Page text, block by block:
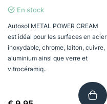
En stock
Autosol METAL POWER CREAM
est idéal pour les surfaces en acier
inoxydable, chrome, laiton, cuivre,
aluminium ainsi que verre et
vitrocéramiq..